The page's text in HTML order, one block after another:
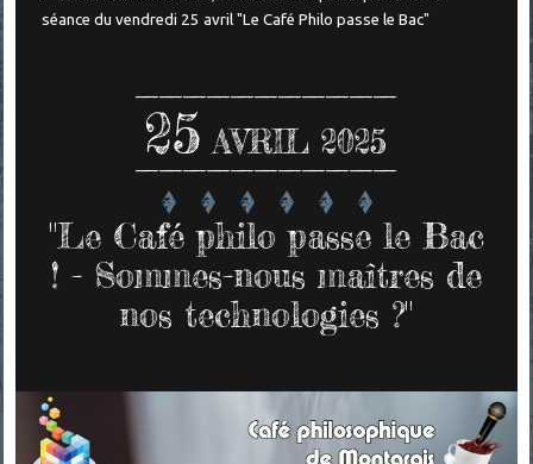
séance du vendredi 25 avril "Le Café Philo passe le Bac"
25 AVRIL 2025
"Le Café philo passe le Bac
! - Sommes-nous maîtres de
nos technologies ?"